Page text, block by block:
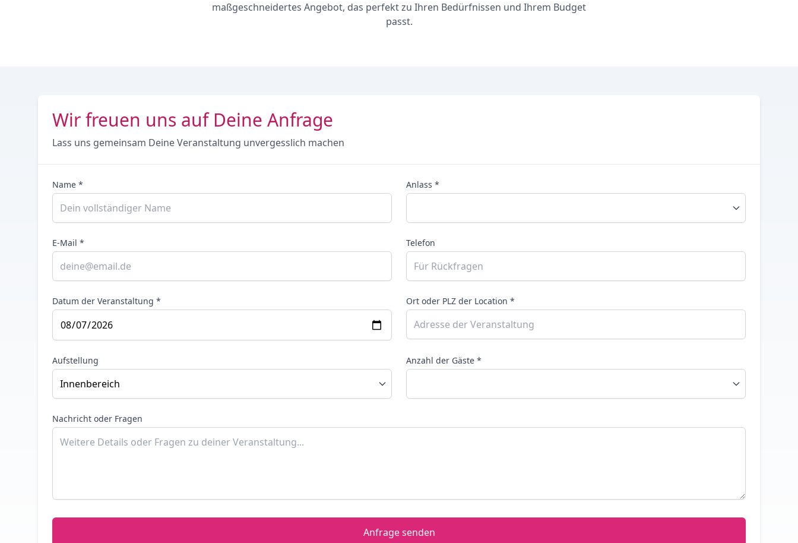
maßgeschneidertes Angebot, das perfekt zu Ihren Bedürfnissen und Ihrem Budget
passt.
Wir freuen uns auf Deine Anfrage
Lass uns gemeinsam Deine Veranstaltung unvergesslich machen
Name * Anlass *
E-Mail * Telefon
Datum der Veranstaltung * Ort oder PLZ der Location *
Aufstellung Anzahl der Gäste *
Nachricht oder Fragen
Anfrage senden